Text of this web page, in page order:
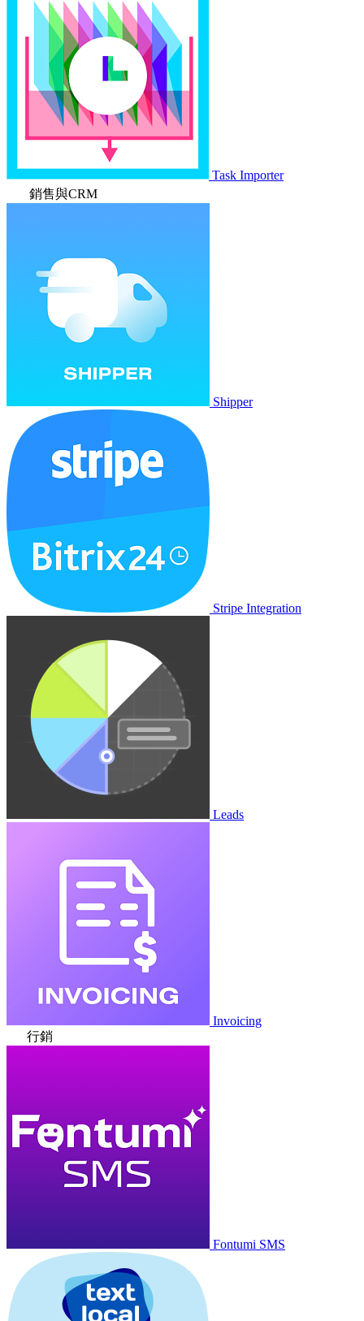
Task Importer
銷售與CRM
Shipper
Stripe Integration
Leads
Invoicing
行銷
Fontumi SMS